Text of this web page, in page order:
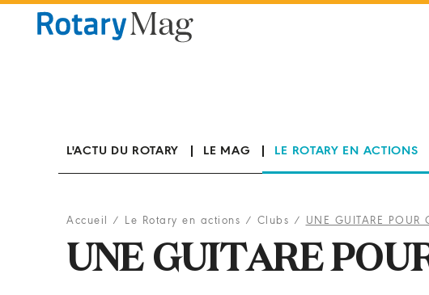
L'ACTU DU ROTARY LE MAG LE ROTARY EN ACTIONS
Accueil / Le Rotary en actions / Clubs / UNE GUITARE POUR
UNE GUITARE
Panneau de gestion des cookies